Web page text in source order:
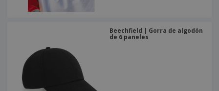
Beechfield | Gorra de algodón
de 6 paneles